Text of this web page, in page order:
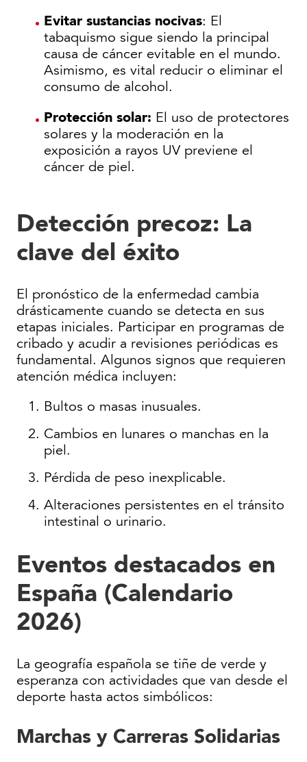
Evitar sustancias nocivas: El
tabaquismo sigue siendo la principal
causa de cáncer evitable en el mundo.
Asimismo, es vital reducir o eliminar el
consumo de alcohol.
Protección solar: El uso de protectores
solares y la moderación en la
exposición a rayos UV previene el
cáncer de piel.
Detección precoz: La
clave del éxito
El pronóstico de la enfermedad cambia
drásticamente cuando se detecta en sus
etapas iniciales. Participar en programas de
cribado y acudir a revisiones periódicas es
fundamental. Algunos signos que requieren
atención médica incluyen:
Bultos o masas inusuales.
Cambios en lunares o manchas en la
piel.
Pérdida de peso inexplicable.
Alteraciones persistentes en el tránsito
intestinal o urinario.
Eventos destacados en
España (Calendario
2026)
La geografía española se tiñe de verde y
esperanza con actividades que van desde el
deporte hasta actos simbólicos:
Marchas y Carreras Solidarias